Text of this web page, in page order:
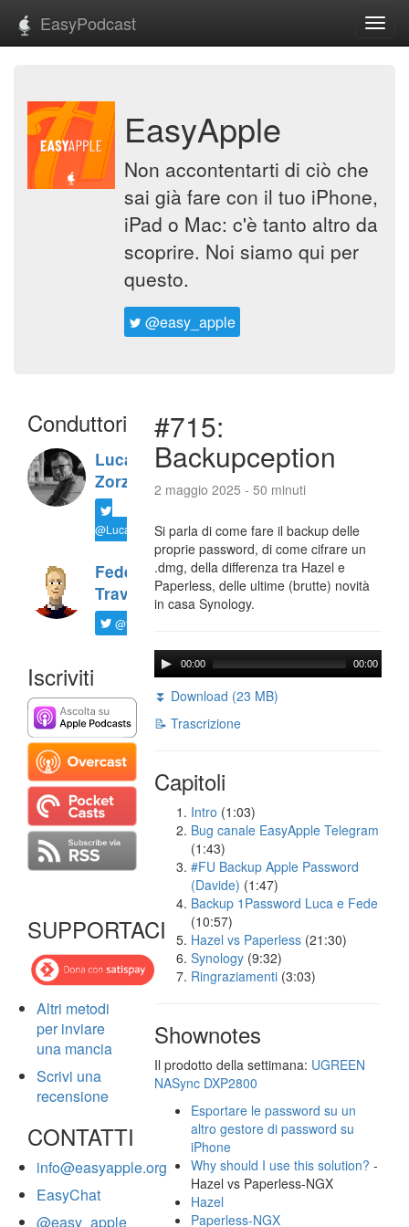
EasyPodcast
EasyApple
Non accontentarti di ciò che
sai già fare con il tuo iPhone,
iPad o Mac: c'è tanto altro da
scoprire. Noi siamo qui per
questo.
@easy_apple
Conduttori
Luca
Zorzi
@LucaTNT
Federico
Travaini
@ftrava
Iscriviti
SUPPORTACI
Altri metodi
per inviare
una mancia
Scrivi una
recensione
CONTATTI
info@easyapple.org
EasyChat
@easy_apple
#715:
Backupception
2 maggio 2025 - 50 minuti
Si parla di come fare il backup delle
proprie password, di come cifrare un
.dmg, della differenza tra Hazel e
Paperless, delle ultime (brutte) novità
in casa Synology.
00:00 00:00
⏬ Download (23 MB)
📝 Trascrizione
Capitoli
Intro (1:03)
Bug canale EasyApple Telegram
(1:43)
#FU Backup Apple Password
(Davide) (1:47)
Backup 1Password Luca e Fede
(10:57)
Hazel vs Paperless (21:30)
Synology (9:32)
Ringraziamenti (3:03)
Shownotes
Il prodotto della settimana: UGREEN
NASync DXP2800
Esportare le password su un
altro gestore di password su
iPhone
Why should I use this solution? -
Hazel vs Paperless-NGX
Hazel
Paperless-NGX